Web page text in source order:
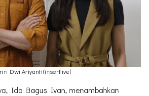
Dwi Ariyanti (insertlive)
Ida Bagus Ivan, menambahkan